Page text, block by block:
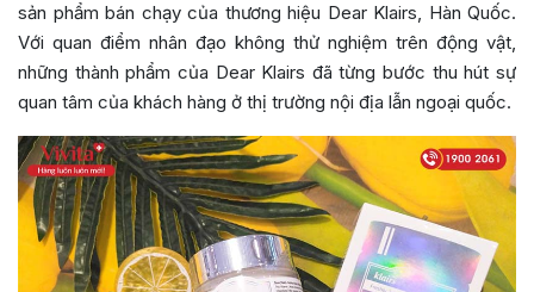
sản phẩm bán chạy của thương hiệu Dear Klairs, Hàn Quốc.
Với quan điểm nhân đạo không thử nghiệm trên động vật,
những thành phẩm của Dear Klairs đã từng bước thu hút sự
quan tâm của khách hàng ở thị trường nội địa lẫn ngoại quốc.